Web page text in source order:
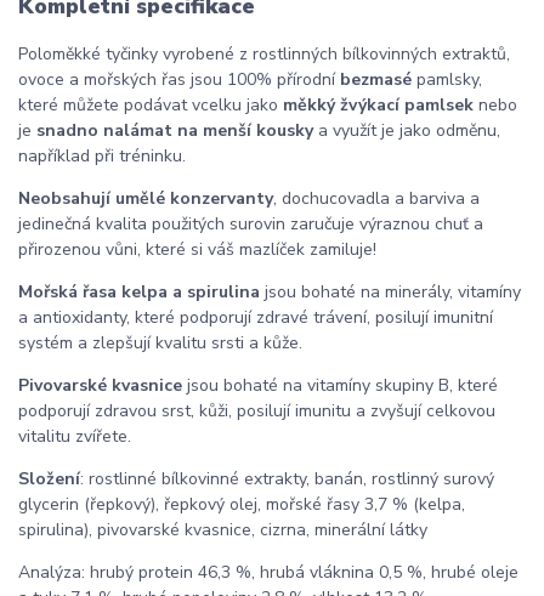
Kompletní specifikace
Poloměkké tyčinky vyrobené z rostlinných bílkovinných extraktů,
ovoce a mořských řas jsou 100% přírodní bezmasé pamlsky,
které můžete podávat vcelku jako měkký žvýkací pamlsek nebo
je snadno nalámat na menší kouskya využít je jako odměnu,
například při tréninku.
Neobsahují umělé konzervanty, dochucovadla a barviva a
jedinečná kvalita použitých surovin zaručuje výraznou chuť a
přirozenou vůni, které si váš mazlíček zamiluje!
Mořská řasa kelpa a spirulina jsou bohaté na minerály, vitamíny
a antioxidanty, které podporují zdravé trávení, posilují imunitní
systém a zlepšují kvalitu srsti a kůže.
Pivovarské kvasnice jsou bohaté na vitamíny skupiny B, které
podporují zdravou srst, kůži, posilují imunitu a zvyšují celkovou
vitalitu zvířete.
Složení: rostlinné bílkovinné extrakty, banán, rostlinný surový
glycerin (řepkový), řepkový olej, mořské řasy 3,7 % (kelpa,
spirulina), pivovarské kvasnice, cizrna, minerální látky
Analýza: hrubý protein 46,3 %, hrubá vláknina 0,5 %, hrubé oleje